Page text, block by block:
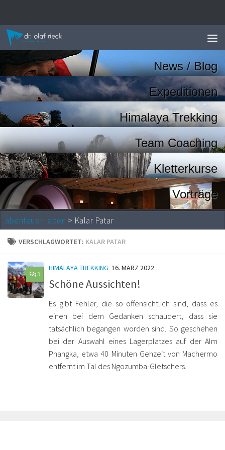
News / Blog
Expeditionen
Himalaya Trekking
Team Coaching
Kletterkurse
Vorträge
abenteuer leben > Kalar Patar
VERSCHLAGWORTET: KALAR PATAR
3
HIMALAYA TREKKING 16. MÄRZ 2022
Schöne Aussichten!
Es gibt Fehler, die so offensichtlich sind, dass es
einen bei dem Gedanken schaudert, dass sie
tatsächlich begangen worden sind. So geschehen
bei der Auswahl eines Lagerplatzes auf der Alm
Phangka, etwa 40 Minuten Gehzeit von Machermo
entfernt im Tal des Ngozumba-Gletschers.